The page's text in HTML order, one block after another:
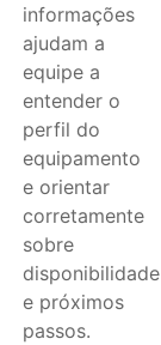
informações
ajudam a
equipe a
entender o
perfil do
equipamento
e orientar
corretamente
sobre
disponibilidade
e próximos
passos.